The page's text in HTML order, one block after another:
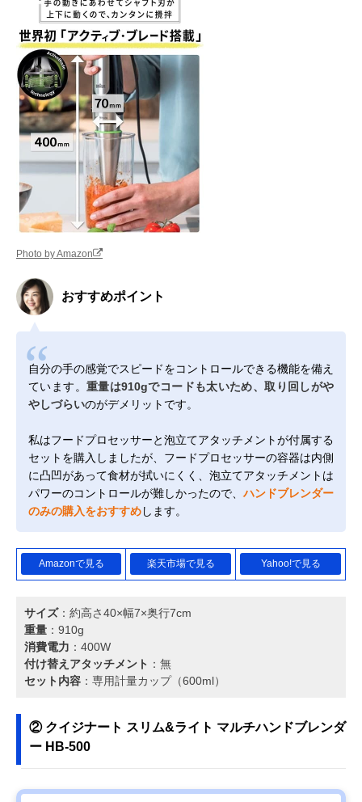
Photo by Amazon
おすすめポイント
自分の手の感覚でスピードをコントロールできる機能を備え
ています。 重量は910gでコードも太いため、取り回しがや
やしづらいのがデメリットです。
私はフードプロセッサーと泡立てアタッチメントが付属する
セットを購入しましたが、フードプロセッサーの容器は内側
に凸凹があって食材が拭いにくく、泡立てアタッチメントは
パワーのコントロールが難しかったので、ハンドブレンダー
のみの購入をおすすめします。
Amazonで見る 楽天市場で見る Yahoo!で見る
サイズ：約高さ40×幅7×奥行7cm
重量 ：910g
消費電力 ：400W
付け替えアタッチメント ：無
セット内容 ：専用計量カップ（600ml）
② クイジナート スリム&ライト マルチハンドブレンダ
ー HB-500